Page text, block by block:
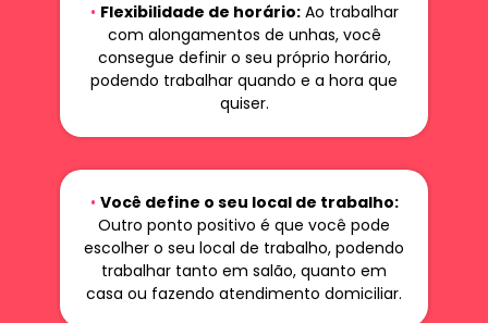
• Flexibilidade de horário:Ao trabalhar
com alongamentos de unhas, você
consegue definir o seu próprio horário,
podendo trabalhar quando e a hora que
quiser.
• Você define o seu local de trabalho:
Outro ponto positivo é que você pode
escolher o seu local de trabalho, podendo
trabalhar tanto em salão, quanto em
casa ou fazendo atendimento domiciliar.